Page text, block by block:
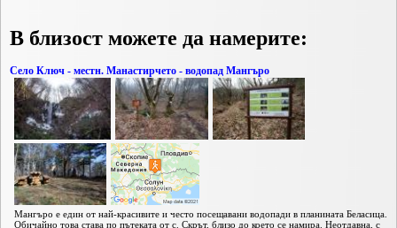
В близост можете да намерите:
Село Ключ - местн. Манастирчето - водопад Мангъро
Мангъро е един от най-красивите и често посещавани водопади в планината Беласица.
Обичайно това става по пътеката от с. Скрът, близо до което се намира. Неотдавна, с